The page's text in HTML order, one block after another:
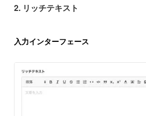
2. リッチテキスト
入力インターフェース